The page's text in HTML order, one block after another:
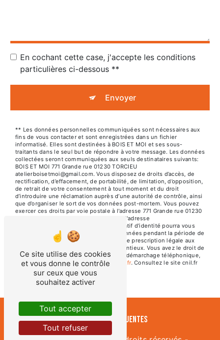
En cochant cette case, j'accepte les conditions
particulières ci-dessous **
Envoyer
** Les données personnelles communiquées sont nécessaires aux
fins de vous contacter et sont enregistrées dans un fichier
informatisé. Elles sont destinées à BOIS ET MOI et ses sous-
traitants dans le seul but de répondre à votre message. Les données
collectées seront communiquées aux seuls destinataires suivants:
BOIS ET MOI 771 Grande rue 01230 TORCIEU
atelierboisetmoi@gmail.com. Vous disposez de droits d’accès, de
rectification, d’effacement, de portabilité, de limitation, d’opposition,
de retrait de votre consentement à tout moment et du droit
d’introduire une réclamation auprès d’une autorité de contrôle, ainsi
que d’organiser le sort de vos données post-mortem. Vous pouvez
exercer ces droits par voie postale à l'adresse 771 Grande rue 01230
TORCIEU ou par courrier électronique à l'adresse
atelierboisetmoi@gmail.com. Un justificatif d'identité pourra vous
être demandé. Nous conservons vos données pendant la période de
prise de contact puis pendant la durée de prescription légale aux
fins probatoires et de gestion des contentieux. Vous avez le droit de
vous inscrire sur la liste d'opposition au démarchage téléphonique,
disponible à cette adresse:Bloctel.gouv.fr. Consultez le site cnil.fr
pour plus d’informations sur vos droits.
Recherches fréquentes
Ce site utilise des cookies
et vous donne le contrôle
sur ceux que vous
souhaitez activer
Tout accepter
Tout refuser